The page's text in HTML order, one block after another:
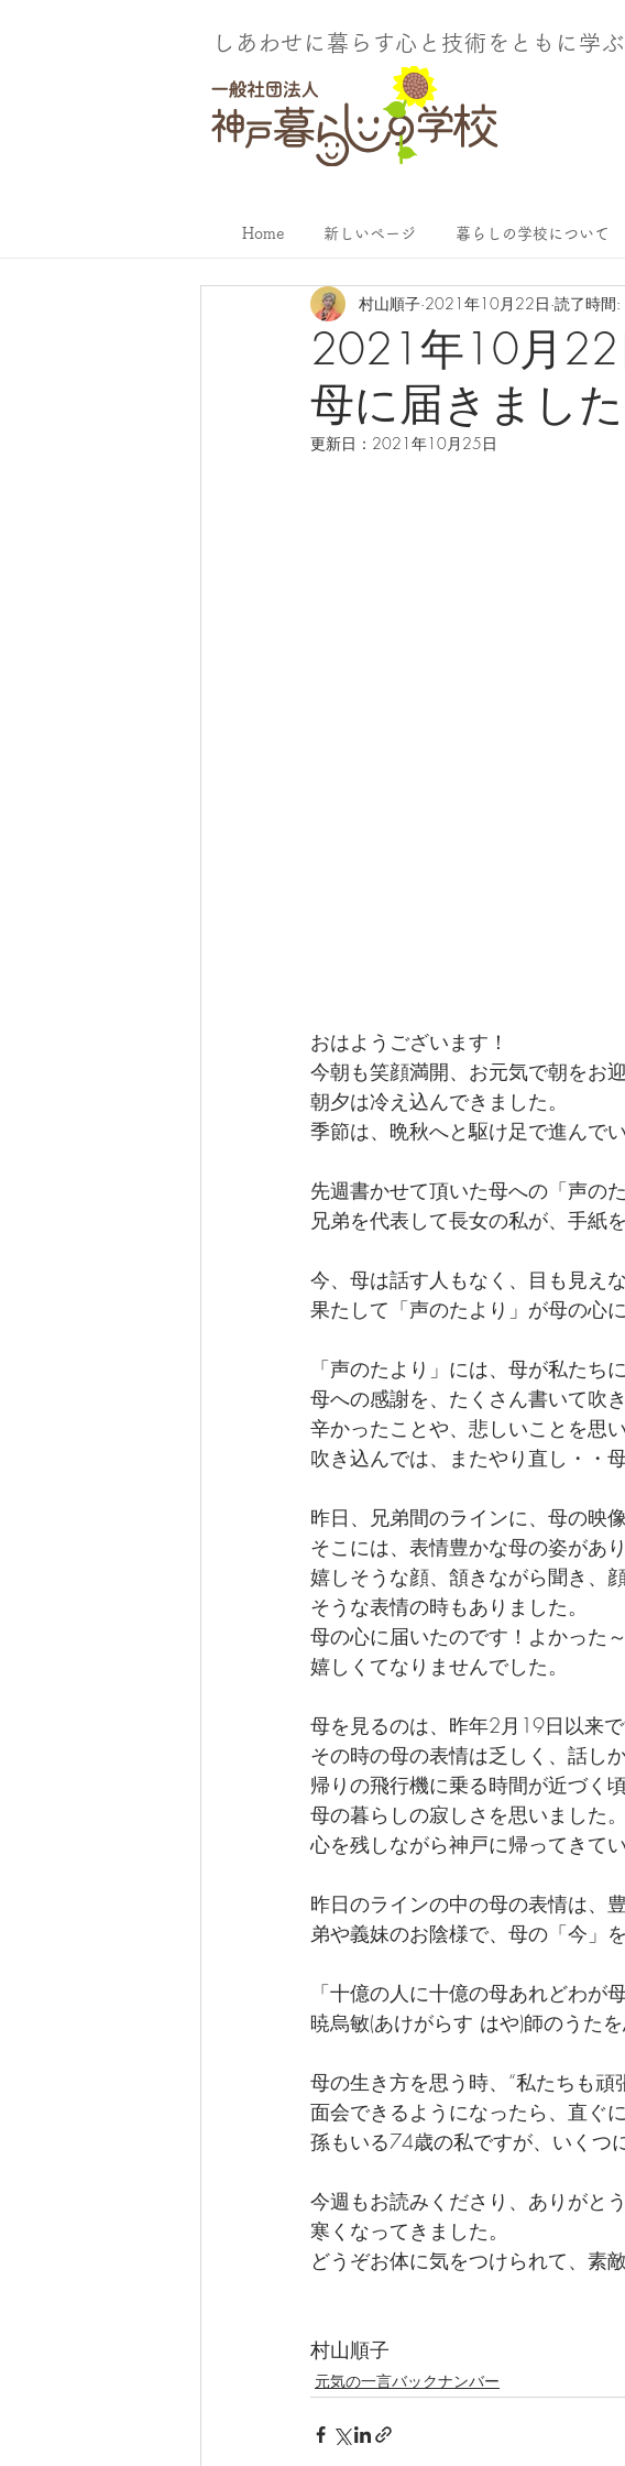
しあわせに暮らす​心と技術をともに学ぶ
Home 新しいページ 暮らしの学校について
2021年10月
母に届きました
村山順子 2021年10月22日 読了時間
更新日： 2021年10月25日
おはようございます！
今朝も笑顔満開、お元気で朝をお
朝夕は冷え込んできました。
季節は、晩秋へと駆け足で進んでい
先週書かせて頂いた母への「声のた
兄弟を代表して長女の私が、手紙
今、母は話す人もなく、目も見え
果たして「声のたより」が母の心
「声のたより」には、母が私たち
母への感謝を、たくさん書いて吹き
辛かったことや、悲しいことを思
吹き込んでは、またやり直し・・
昨日、兄弟間のラインに、母の映
そこには、表情豊かな母の姿があり
嬉しそうな顔、頷きながら聞き、
そうな表情の時もありました。
母の心に届いたのです！よかった～
嬉しくてなりませんでした。
母を見るのは、昨年2月19日以来で
その時の母の表情は乏しく、話し
帰りの飛行機に乗る時間が近づく
母の暮らしの寂しさを思いました。
心を残しながら神戸に帰ってきて
昨日のラインの中の母の表情は、豊
弟や義妹のお陰様で、母の「今」
「十億の人に十億の母あれどわが
暁烏敏(あけがらす はや)師のうたを
母の生き方を思う時、“私たちも頑
面会できるようになったら、直ぐ
孫もいる74歳の私ですが、いくつ
今週もお読みくださり、ありがと
寒くなってきました。
どうぞお体に気をつけられて、素
村山順子
元気の一言バックナンバー